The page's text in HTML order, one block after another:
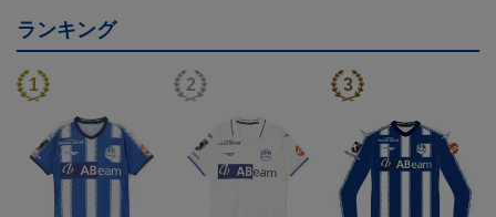
ランキング